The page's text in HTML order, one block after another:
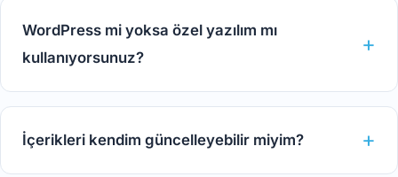
WordPress mi yoksa özel yazılım mı
kullanıyorsunuz?
İçerikleri kendim güncelleyebilir miyim?